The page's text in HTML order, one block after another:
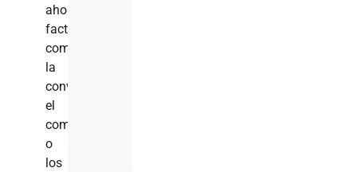
ahora
factores
como
la
convivencia,
el
compañerismo
o
los